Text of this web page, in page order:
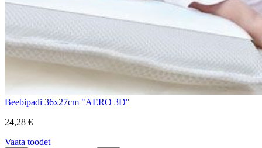
Beebipadi 36x27cm "AERO 3D"
24,28 €
Vaata toodet